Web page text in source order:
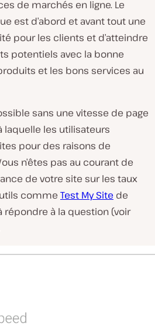
de marchés en ligne. Le
est d’abord et avant tout une
pour les clients et d’atteindre
potentiels avec la bonne
et les bons services au
sans une vitesse de page
laquelle les utilisateurs
pour des raisons de
n’êtes pas au courant de
de votre site sur les taux
comme Test My Site de
répondre à la question (voir